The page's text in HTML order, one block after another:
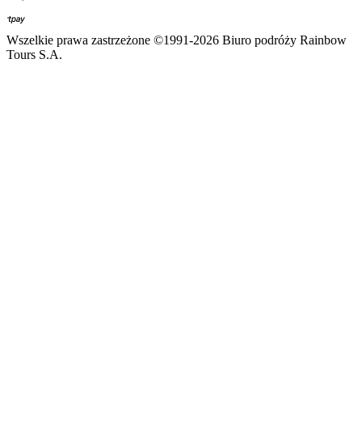
Wszelkie prawa zastrzeżone ©1991-2026 Biuro podróży Rainbow
Tours S.A.